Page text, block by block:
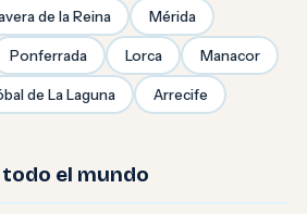
de la Reina Mérida
Ponferrada Lorca Manacor
de La Laguna Arrecife
el mundo